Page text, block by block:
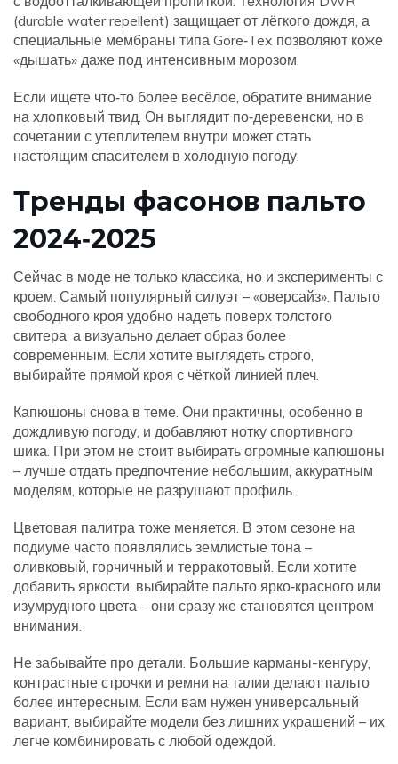
(durable water repellent) защищает от лёгкого дождя, а
специальные мембраны типа Gore‑Tex позволяют коже
«дышать» даже под интенсивным морозом.
Если ищете что‑то более весёлое, обратите внимание
на хлопковый твид. Он выглядит по‑деревенски, но в
сочетании с утеплителем внутри может стать
настоящим спасителем в холодную погоду.
Тренды фасонов пальто
2024‑2025
Сейчас в моде не только классика, но и эксперименты с
кроем. Самый популярный силуэт – «оверсайз». Пальто
свободного кроя удобно надеть поверх толстого
свитера, а визуально делает образ более
современным. Если хотите выглядеть строго,
выбирайте прямой кроя с чёткой линией плеч.
Капюшоны снова в теме. Они практичны, особенно в
дождливую погоду, и добавляют нотку спортивного
шика. При этом не стоит выбирать огромные капюшоны
– лучше отдать предпочтение небольшим, аккуратным
моделям, которые не разрушают профиль.
Цветовая палитра тоже меняется. В этом сезоне на
подиуме часто появлялись землистые тона –
оливковый, горчичный и терракотовый. Если хотите
добавить яркости, выбирайте пальто ярко‑красного или
изумрудного цвета – они сразу же становятся центром
внимания.
Не забывайте про детали. Большие карманы-кенгуру,
контрастные строчки и ремни на талии делают пальто
более интересным. Если вам нужен универсальный
вариант, выбирайте модели без лишних украшений – их
легче комбинировать с любой одеждой.